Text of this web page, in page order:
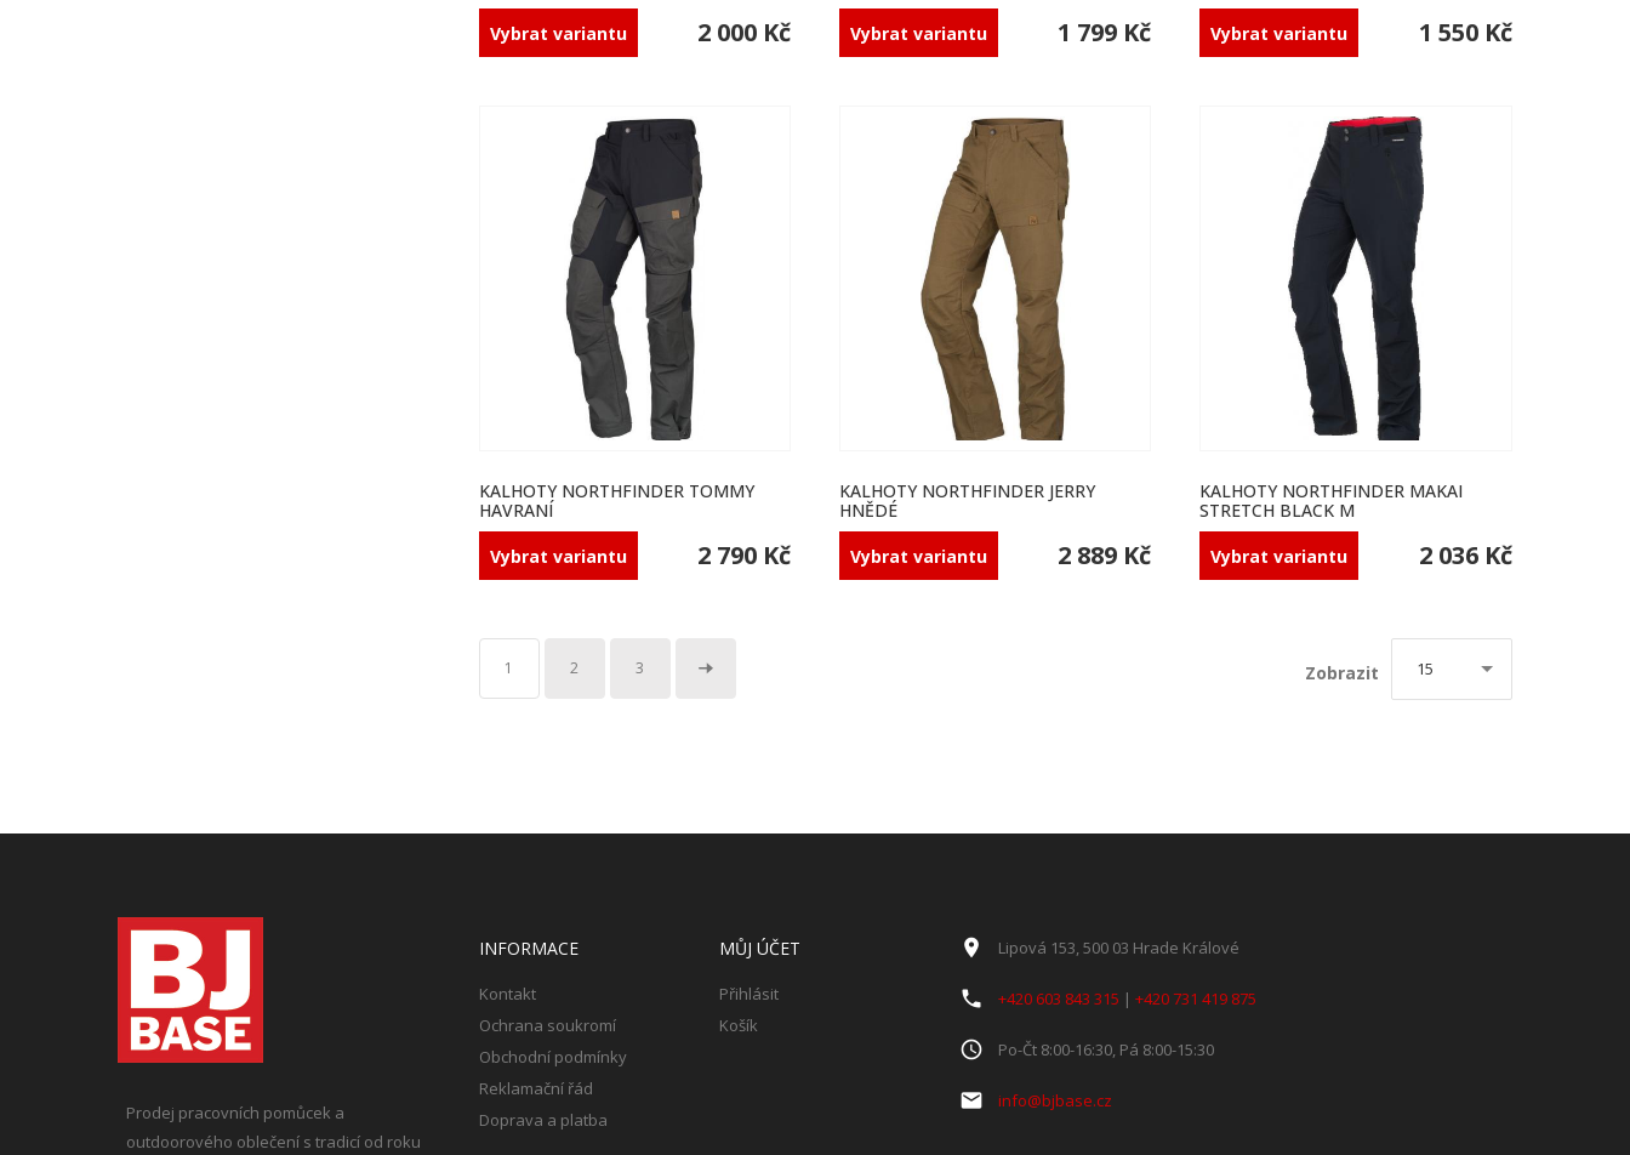
Vybrat variantu
2 000 Kč
Vybrat variantu
1 799 Kč
Vybrat variantu
1 550 Kč
KALHOTY NORTHFINDER TOMMY
HAVRANÍ
Vybrat variantu
2 790 Kč
KALHOTY NORTHFINDER JERRY
HNĚDÉ
Vybrat variantu
2 889 Kč
KALHOTY NORTHFINDER MAKAI
STRETCH BLACK M
Vybrat variantu
2 036 Kč
Zobrazit 15
1 2 3
Prodej pracovních pomůcek a
outdoorového oblečení s tradicí od roku
INFORMACE
Kontakt
Ochrana soukromí
Obchodní podmínky
Reklamační řád
Doprava a platba
MŮJ ÚČET
Přihlásit
Košík
Lipová 153, 500 03 Hrade Králové
+420 603 843 315 |+420 731 419 875
Po-Čt 8:00-16:30, Pá 8:00-15:30
info@bjbase.cz